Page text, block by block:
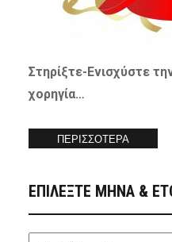
Στηρίξτε- Ενισχύστε
χορηγία…
ΠΕΡΙΣΣΟΤΕΡΑ
ΕΠΙΛΕΞΤΕ ΜΗΝΑ &